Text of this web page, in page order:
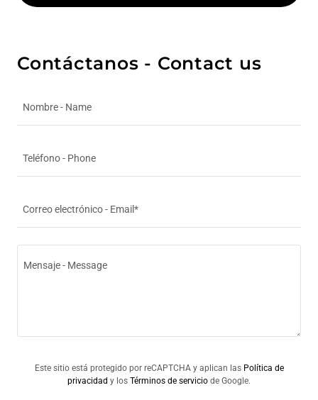
Contáctanos - Contact us
Nombre - Name
Teléfono - Phone
Correo electrónico - Email*
Este sitio está protegido por reCAPTCHA y aplican las Política de
privacidad y los Términos de servicio de Google.